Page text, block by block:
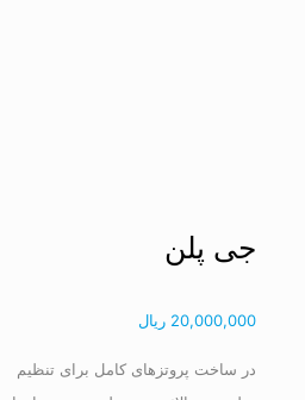
جی پلن
20,000,000 ریال
در ساخت پروتزهای کامل برای تنظیم